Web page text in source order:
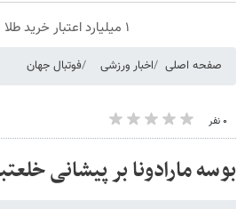
۱ میلیارد اعتبار خرید طلا | بدون ضامن و چک
صفحه اصلی اخبار ورزشی فوتبال جهان
۰ نفر
بوسه مارادونا بر پیشانی